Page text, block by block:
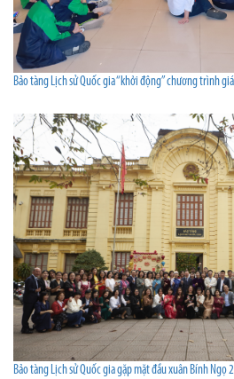
Bảo tàng Lịch sử Quốc gia “khởi động” chương trình
Bảo tàng Lịch sử Quốc gia gặp mặt đầu xuân Bính Ngọ